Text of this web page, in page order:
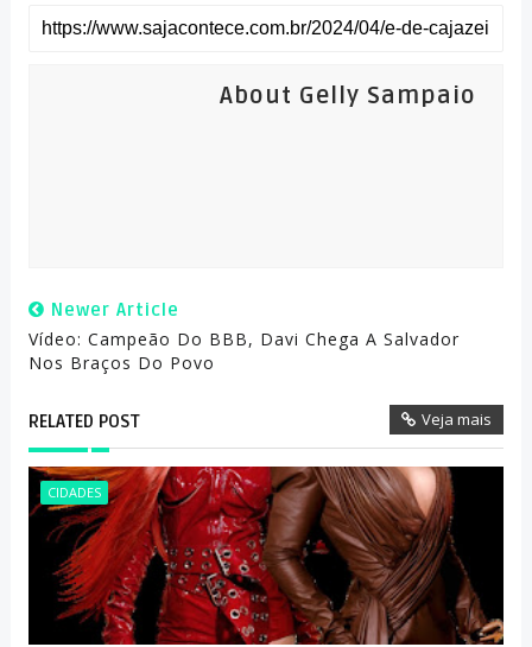
About Gelly Sampaio
Newer Article
Vídeo: Campeão Do BBB, Davi Chega A Salvador
Nos Braços Do Povo
RELATED POST Veja mais
CIDADES